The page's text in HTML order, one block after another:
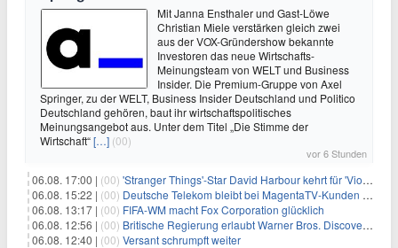
Mit Janna Ensthaler und Gast-Löwe
Christian Miele verstärken gleich zwei
aus der VOX-Gründershow bekannte
Investoren das neue Wirtschafts-
Meinungsteam von WELT und Business
Insider. Die Premium-Gruppe von Axel
Springer, zu der WELT, Business Insider Deutschland und Politico
Deutschland gehören, baut ihr wirtschaftspolitisches
Meinungsangebot aus. Unter dem Titel „Die Stimme der
Wirtschaft“[…] (00)
vor 6 Stunden
06.08. 17:00 | (00) 'Stranger Things'-Star David Harbour kehrt für 'Violent Night 2' zurück – Kristen Bell stößt zur Besetzung
06.08. 15:22 | (00) Deutsche Telekom bleibt bei MagentaTV-Kunden vage
06.08. 13:17 | (00) FIFA-WM macht Fox Corporation glücklich
06.08. 12:56 | (00) Britische Regierung erlaubt Warner Bros. Discovery-Übernahme
06.08. 12:40 | (00) Versant schrumpft weiter